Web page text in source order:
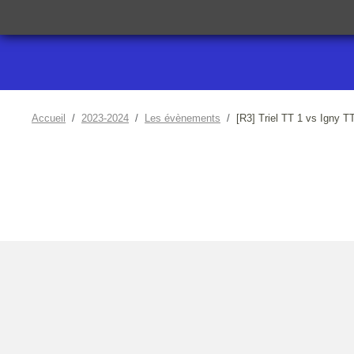
Accueil 2023-2024 Les évènements [R3] Triel TT 1 vs Igny